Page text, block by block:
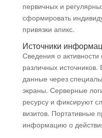
первичных и
сформировать
привязки апикс.
Источники
Сведения о активности
различных источников.
данные через
экраны. Серверные
ресурсу и фиксируют
визитов. Портативные
информацию о